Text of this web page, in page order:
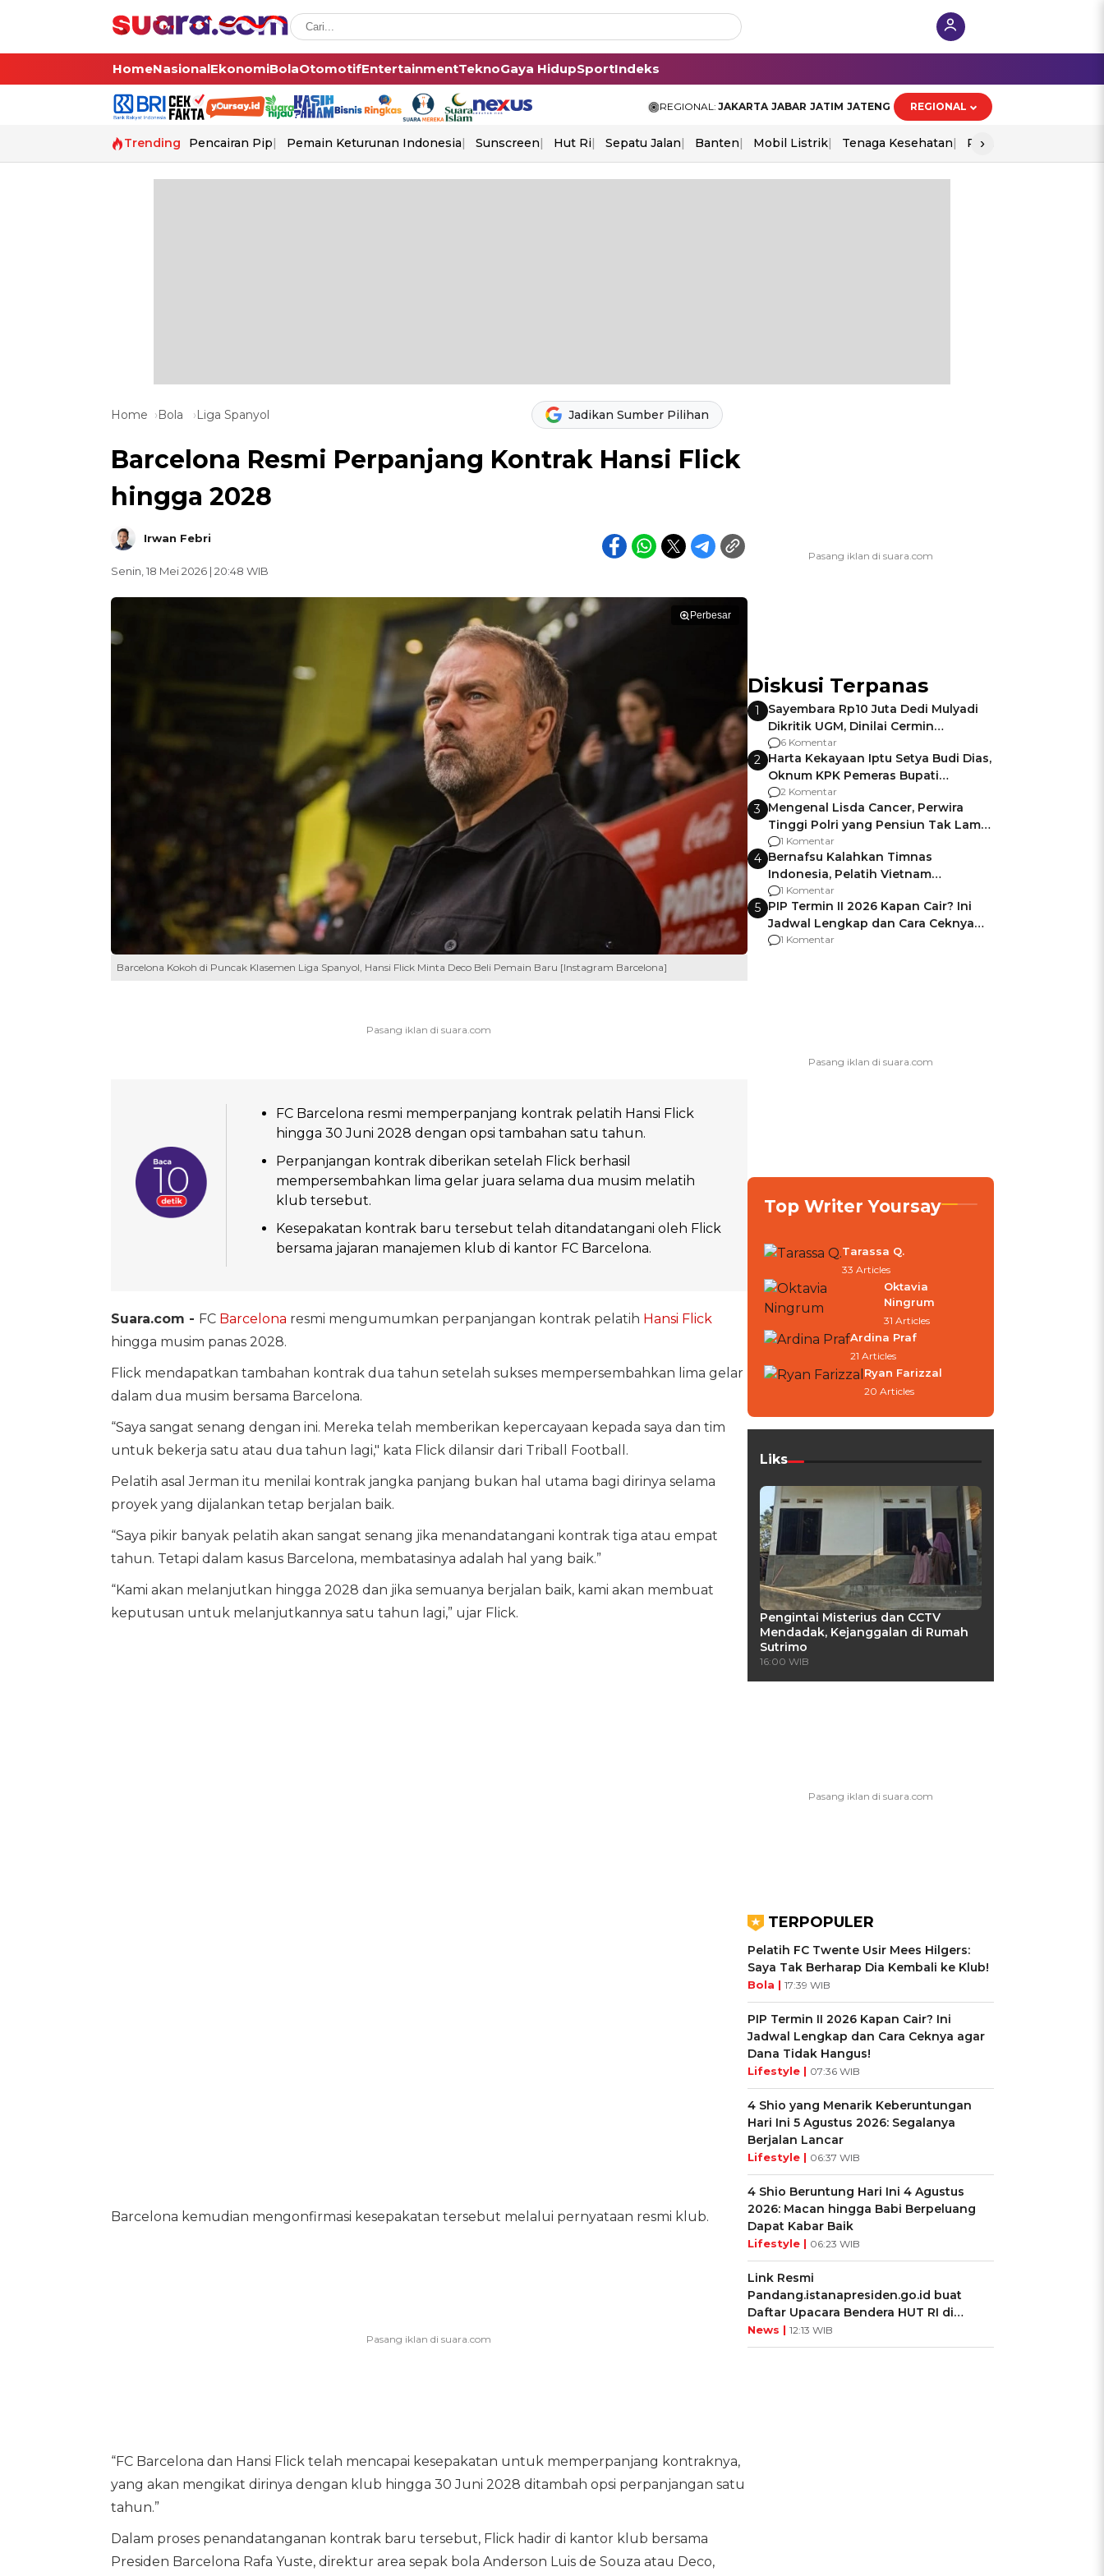
HomeNasionalEkonomiBolaOtomotifEntertainmentTeknoGaya HidupSportIndeks
REGIONAL: JAKARTA JABAR JATIM JATENG REGIONAL
Trending Pencairan Pip Pemain Keturunan Indonesia Sunscreen Hut Ri Sepatu Jalan Banten Mobil Listrik Tenaga Kesehatan Perang As-Iran
›
Home Bola Liga Spanyol Jadikan Sumber Pilihan
Barcelona Resmi Perpanjang Kontrak Hansi Flick
hingga 2028
Irwan Febri
Senin, 18 Mei 2026 | 20:48 WIB
Perbesar
Barcelona Kokoh di Puncak Klasemen Liga Spanyol, Hansi Flick Minta Deco Beli Pemain Baru [Instagram Barcelona]
FC Barcelona resmi memperpanjang kontrak pelatih Hansi Flick
hingga 30 Juni 2028 dengan opsi tambahan satu tahun.
Perpanjangan kontrak diberikan setelah Flick berhasil
mempersembahkan lima gelar juara selama dua musim melatih
klub tersebut.
Kesepakatan kontrak baru tersebut telah ditandatangani oleh Flick
bersama jajaran manajemen klub di kantor FC Barcelona.
Suara.com - FC Barcelona resmi mengumumkan perpanjangan kontrak pelatih Hansi Flick
hingga musim panas 2028.
Flick mendapatkan tambahan kontrak dua tahun setelah sukses mempersembahkan lima gelar
dalam dua musim bersama Barcelona.
“Saya sangat senang dengan ini. Mereka telah memberikan kepercayaan kepada saya dan tim
untuk bekerja satu atau dua tahun lagi," kata Flick dilansir dari Triball Football.
Pelatih asal Jerman itu menilai kontrak jangka panjang bukan hal utama bagi dirinya selama
proyek yang dijalankan tetap berjalan baik.
“Saya pikir banyak pelatih akan sangat senang jika menandatangani kontrak tiga atau empat
tahun. Tetapi dalam kasus Barcelona, membatasinya adalah hal yang baik.”
“Kami akan melanjutkan hingga 2028 dan jika semuanya berjalan baik, kami akan membuat
keputusan untuk melanjutkannya satu tahun lagi,” ujar Flick.
Barcelona kemudian mengonfirmasi kesepakatan tersebut melalui pernyataan resmi klub.
“FC Barcelona dan Hansi Flick telah mencapai kesepakatan untuk memperpanjang kontraknya,
yang akan mengikat dirinya dengan klub hingga 30 Juni 2028 ditambah opsi perpanjangan satu
tahun.”
Dalam proses penandatanganan kontrak baru tersebut, Flick hadir di kantor klub bersama
Presiden Barcelona Rafa Yuste, direktur area sepak bola Anderson Luis de Souza atau Deco,
Diskusi Terpanas
1
Sayembara Rp10 Juta Dedi Mulyadi
Dikritik UGM, Dinilai Cermin
Gagalnya Negara Jamin Keamanan
6 Komentar
2 Harta Kekayaan Iptu Setya Budi Dias,
Oknum KPK Pemeras Bupati
Pemalang
2 Komentar
3 Mengenal Lisda Cancer, Perwira
Tinggi Polri yang Pensiun Tak Lama
Usai Jadi Brigjen
1 Komentar
4 Bernafsu Kalahkan Timnas
Indonesia, Pelatih Vietnam
Berencana Pakai Jimat di Pakansari
1 Komentar
5 PIP Termin II 2026 Kapan Cair? Ini
Jadwal Lengkap dan Cara Ceknya
agar Dana Tidak Hangus!
1 Komentar
Top Writer Yoursay
Tarassa Q.
33 Articles
Oktavia
Ningrum
31 Articles
Ardina Praf
21 Articles
Ryan Farizzal
20 Articles
Liks
Pengintai Misterius dan CCTV
Mendadak, Kejanggalan di Rumah
Sutrimo
16:00 WIB
TERPOPULER
Pelatih FC Twente Usir Mees Hilgers:
Saya Tak Berharap Dia Kembali ke Klub!
Bola | 17:39 WIB
PIP Termin II 2026 Kapan Cair? Ini
Jadwal Lengkap dan Cara Ceknya agar
Dana Tidak Hangus!
Lifestyle | 07:36 WIB
4 Shio yang Menarik Keberuntungan
Hari Ini 5 Agustus 2026: Segalanya
Berjalan Lancar
Lifestyle | 06:37 WIB
4 Shio Beruntung Hari Ini 4 Agustus
2026: Macan hingga Babi Berpeluang
Dapat Kabar Baik
Lifestyle | 06:23 WIB
Link Resmi
Pandang.istanapresiden.go.id buat
Daftar Upacara Bendera HUT RI di
Istana Negara
News | 12:13 WIB